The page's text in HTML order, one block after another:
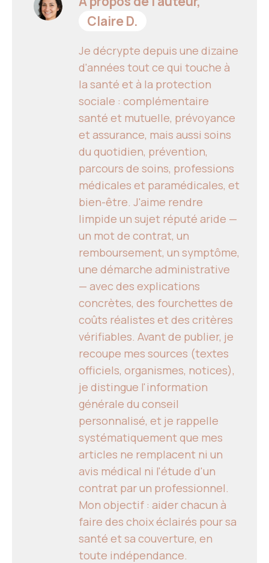
Claire D.
Je décrypte depuis une dizaine
d'années tout ce qui touche à
la santé et à la protection
sociale : complémentaire
santé et mutuelle, prévoyance
et assurance, mais aussi soins
du quotidien, prévention,
parcours de soins, professions
médicales et paramédicales, et
bien-être. J'aime rendre
limpide un sujet réputé aride —
un mot de contrat, un
remboursement, un symptôme,
une démarche administrative
— avec des explications
concrètes, des fourchettes de
coûts réalistes et des critères
vérifiables. Avant de publier, je
recoupe mes sources (textes
officiels, organismes, notices),
je distingue l'information
générale du conseil
personnalisé, et je rappelle
systématiquement que mes
articles ne remplacent ni un
avis médical ni l'étude d'un
contrat par un professionnel.
Mon objectif : aider chacun à
faire des choix éclairés pour sa
santé et sa couverture, en
toute indépendance.